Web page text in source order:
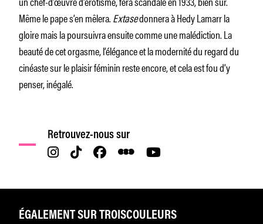
Même le pape s’en mêlera.Extasedonnera à Hedy Lamarr la
gloire mais la poursuivra ensuite comme une malédiction. La
beauté de cet orgasme, l’élégance et la modernité du regard du
cinéaste sur le plaisir féminin reste encore, et cela est fou d’y
penser, inégalé.
Retrouvez-nous sur
ÉGALEMENT SUR TROISCOULEURS